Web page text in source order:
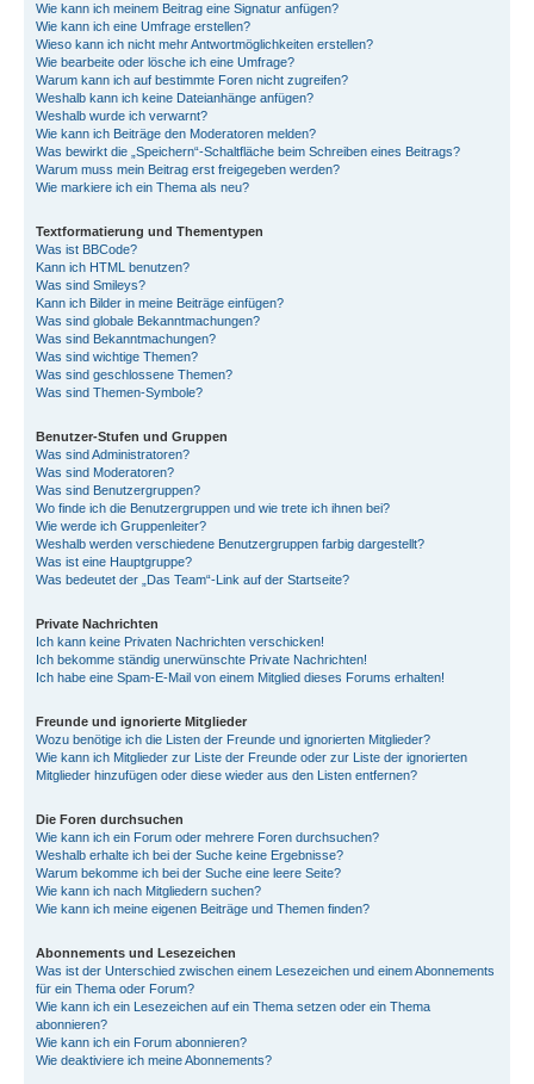
Wie kann ich meinem Beitrag eine Signatur anfügen?
Wie kann ich eine Umfrage erstellen?
Wieso kann ich nicht mehr Antwortmöglichkeiten erstellen?
Wie bearbeite oder lösche ich eine Umfrage?
Warum kann ich auf bestimmte Foren nicht zugreifen?
Weshalb kann ich keine Dateianhänge anfügen?
Weshalb wurde ich verwarnt?
Wie kann ich Beiträge den Moderatoren melden?
Was bewirkt die „Speichern“-Schaltfläche beim Schreiben eines Beitrags?
Warum muss mein Beitrag erst freigegeben werden?
Wie markiere ich ein Thema als neu?
Textformatierung und Thementypen
Was ist BBCode?
Kann ich HTML benutzen?
Was sind Smileys?
Kann ich Bilder in meine Beiträge einfügen?
Was sind globale Bekanntmachungen?
Was sind Bekanntmachungen?
Was sind wichtige Themen?
Was sind geschlossene Themen?
Was sind Themen-Symbole?
Benutzer-Stufen und Gruppen
Was sind Administratoren?
Was sind Moderatoren?
Was sind Benutzergruppen?
Wo finde ich die Benutzergruppen und wie trete ich ihnen bei?
Wie werde ich Gruppenleiter?
Weshalb werden verschiedene Benutzergruppen farbig dargestellt?
Was ist eine Hauptgruppe?
Was bedeutet der „Das Team“-Link auf der Startseite?
Private Nachrichten
Ich kann keine Privaten Nachrichten verschicken!
Ich bekomme ständig unerwünschte Private Nachrichten!
Ich habe eine Spam-E-Mail von einem Mitglied dieses Forums erhalten!
Freunde und ignorierte Mitglieder
Wozu benötige ich die Listen der Freunde und ignorierten Mitglieder?
Wie kann ich Mitglieder zur Liste der Freunde oder zur Liste der ignorierten
Mitglieder hinzufügen oder diese wieder aus den Listen entfernen?
Die Foren durchsuchen
Wie kann ich ein Forum oder mehrere Foren durchsuchen?
Weshalb erhalte ich bei der Suche keine Ergebnisse?
Warum bekomme ich bei der Suche eine leere Seite?
Wie kann ich nach Mitgliedern suchen?
Wie kann ich meine eigenen Beiträge und Themen finden?
Abonnements und Lesezeichen
Was ist der Unterschied zwischen einem Lesezeichen und einem Abonnements
für ein Thema oder Forum?
Wie kann ich ein Lesezeichen auf ein Thema setzen oder ein Thema
abonnieren?
Wie kann ich ein Forum abonnieren?
Wie deaktiviere ich meine Abonnements?